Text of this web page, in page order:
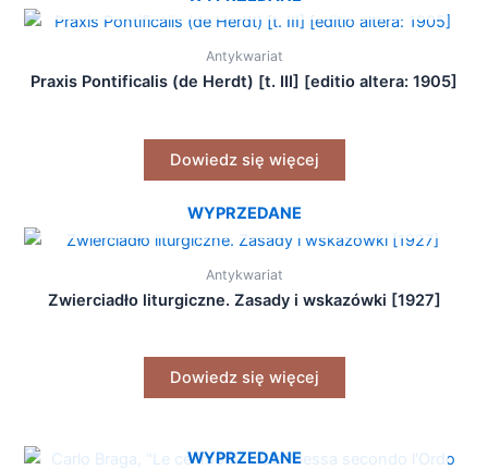
Antykwariat
Praxis Pontificalis (de Herdt) [t. III] [editio altera: 1905]
Dowiedz się więcej
WYPRZEDANE
Antykwariat
Zwierciadło liturgiczne. Zasady i wskazówki [1927]
Dowiedz się więcej
WYPRZEDANE